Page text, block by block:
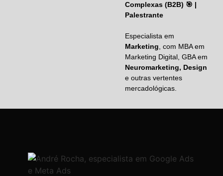
Complexas (B2B) 🎯 |
Palestrante
Especialista em
Marketing , com MBA em
Marketing Digital, GBA em
Neuromarketing, Design
e outras vertentes
mercadológicas.